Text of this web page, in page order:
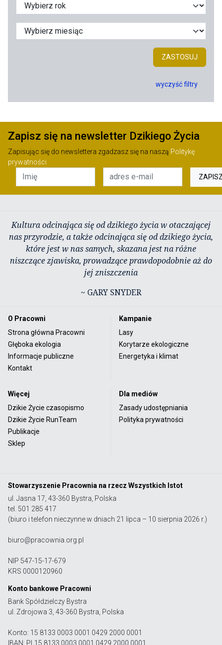
ZASTOSUJ
wyczyść filtry
Zapisz się na newsletter Dzikiego Życia
Zapisując się do newslettera zgadzasz się na naszą Politykę
prywatności
Kultura odcinająca się od dzikiego życia w otaczającej
nas przyrodzie, a także odcinająca się od dzikiego życia,
które jest w nas samych, skazana jest na różne
niszczące zjawiska, prowadzące prawdopodobnie aż do
jej zniszczenia
~ GARY SNYDER
O Pracowni
Strona główna Pracowni
Głęboka ekologia
Informacje publiczne
Kontakt
Kampanie
Lasy
Korytarze ekologiczne
Energetyka i klimat
Więcej
Dzikie Życie czasopismo
Dzikie Życie RunTeam
Publikacje
Sklep
Dla mediów
Zasady udostępniania
Polityka prywatności
Stowarzyszenie Pracownia na rzecz Wszystkich Istot
ul. Jasna 17, 43-360 Bystra, Polska
tel. 501 285 417
(biuro i telefon nieczynne w dniach 21 lipca – 10 sierpnia 2026 r.)
biuro@pracownia.org.pl
NIP 547-15-17-679
KRS 0000120960
Konto bankowe Pracowni
Bank Spółdzielczy Bystra
ul. Zdrojowa 3, 43-360 Bystra, Polska
Konto: 15 8133 0003 0001 0429 2000 0001
IBAN: PL15 8133 0003 0001 0429 2000 0001